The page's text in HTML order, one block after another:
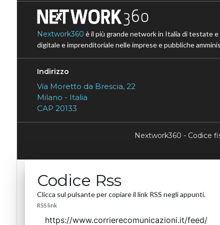
Nextwork360 è il più grande network in Italia di testate e
digitale e imprenditoriale nelle imprese e pubbliche
Indirizzo
Via Moretto da Brescia, 22
Milano - Italia
CAP 20133
Nextwork360 - Codice
Codice Rss
Clicca sul pulsante per copiare il link RSS negli appunti.
RSS link